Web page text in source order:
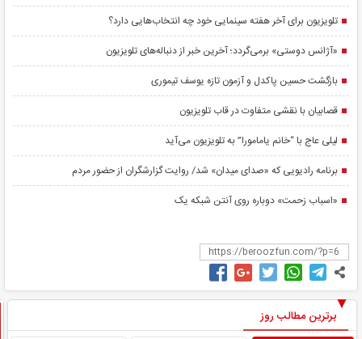
تلویزیون برای آخر هفته سینمایی خود چه انتخاب‌هایی دارد؟
«آژانس دوستی» برمی‌گردد؛ آخرین خبر از دنباله‌های تلویزیون
بازگشت حسین پاکدل و آزمون تازه یوسف تیموری
قصابیان با نقشی متفاوت در قاب تلویزیون
لیلی عاج با “خانم یامامورا” به تلویزیون می‌آید
برنامه رادیویی که «صدای میدان» شد/ روایت گزارشگران از حضور مردم
«اسباب زحمت» دوباره روی آنتن شبکه یک
برترین مطالب روز